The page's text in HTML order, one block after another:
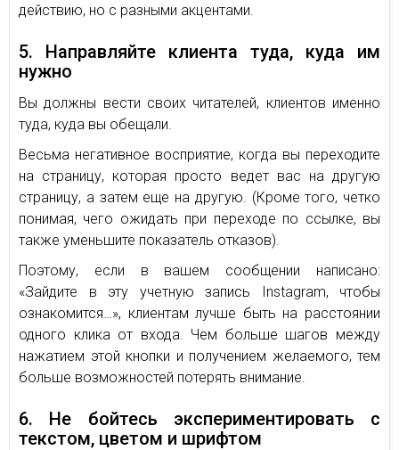
действию, но с разными акцентами.
5. Направляйте клиента туда, куда им
нужно
Вы должны вести своих читателей, клиентов именно
туда, куда вы обещали.
Весьма негативное восприятие, когда вы переходите
на страницу, которая просто ведет вас на другую
страницу, а затем еще на другую. (Кроме того, четко
понимая, чего ожидать при переходе по ссылке, вы
также уменьшите показатель отказов).
Поэтому, если в вашем сообщении написано:
«Зайдите в эту учетную запись Instagram, чтобы
ознакомится…», клиентам лучше быть на расстоянии
одного клика от входа. Чем больше шагов между
нажатием этой кнопки и получением желаемого, тем
больше возможностей потерять внимание.
6. Не бойтесь экспериментировать с
текстом, цветом и шрифтом